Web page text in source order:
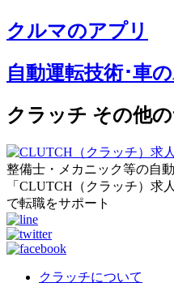
クルマのアプリ
自動運転技術･車
クラッチ その他
整備士・メカニック等の自
「CLUTCH（クラッチ）求
で転職をサポート
クラッチについて